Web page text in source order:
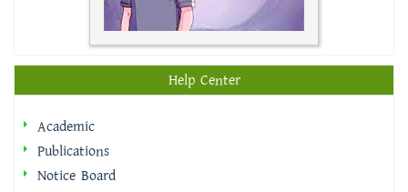
Help Center
Academic
Publications
Notice Board